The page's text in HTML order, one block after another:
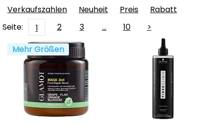
Verkaufszahlen Neuheit Preis
Rabatt
Seite:
1 2 3 … 10
>
Mehr Größen